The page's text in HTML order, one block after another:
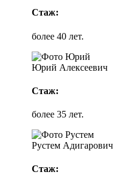
Стаж:
более 40 лет.
Юрий Алексеевич
Стаж:
более 35 лет.
Рустем Адигарович
Стаж: